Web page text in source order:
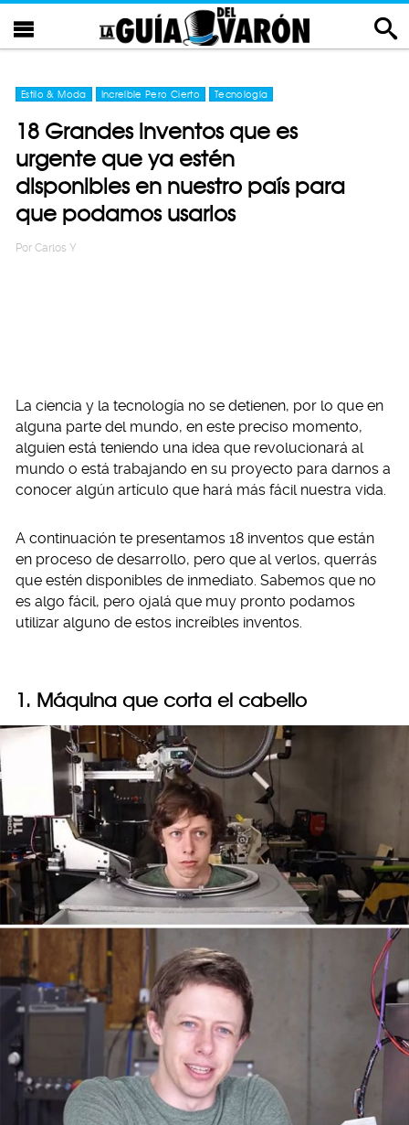
Estilo & Moda Increíble Pero Cierto Tecnología
18 Grandes inventos que es
urgente que ya estén
disponibles en nuestro país para
que podamos usarlos
Por Carlos Y
La ciencia y la tecnología no se detienen, por lo que en
alguna parte del mundo, en este preciso momento,
alguien está teniendo una idea que revolucionará al
mundo o está trabajando en su proyecto para darnos a
conocer algún artículo que hará más fácil nuestra vida.
A continuación te presentamos 18 inventos que están
en proceso de desarrollo, pero que al verlos, querrás
que estén disponibles de inmediato. Sabemos que no
es algo fácil, pero ojalá que muy pronto podamos
utilizar alguno de estos increíbles inventos.
1. Máquina que corta el cabello